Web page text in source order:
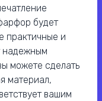
будет
практичные и
надежным
можете сделать
материал,
вашим